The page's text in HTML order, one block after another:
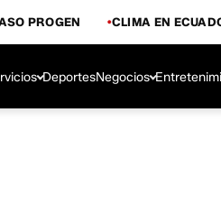
PROGEN CLIMA EN
DeportesNegocios